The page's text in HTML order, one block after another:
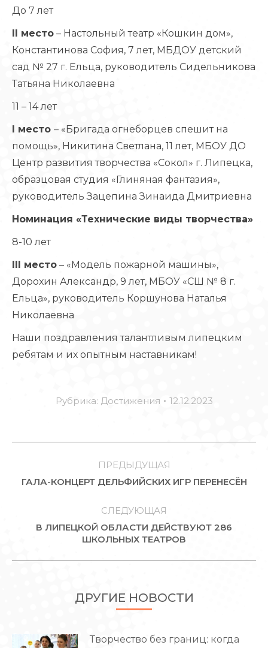
До 7 лет
II место – Настольный театр «Кошкин дом»,
Константинова София, 7 лет, МБДОУ детский
сад № 27 г. Ельца, руководитель Сидельникова
Татьяна Николаевна
11 – 14 лет
I место – «Бригада огнеборцев спешит на
помощь», Никитина Светлана, 11 лет, МБОУ ДО
Центр развития творчества «Сокол» г. Липецка,
образцовая студия «Глиняная фантазия»,
руководитель Зацепина Зинаида Дмитриевна
Номинация «Технические виды творчества»
8-10 лет
III место – «Модель пожарной машины»,
Дорохин Александр, 9 лет, МБОУ «СШ № 8 г.
Ельца», руководитель Коршунова Наталья
Николаевна
Наши поздравления талантливым липецким
ребятам и их опытным наставникам!
Рубрика: Достижения 12.12.2023
ЗАПИСЯМ
ПРЕДЫДУЩАЯ
Предыдущая
ГАЛА-КОНЦЕРТ ДЕЛЬФИЙСКИХ ИГР ПЕРЕНЕСЁН
СЛЕДУЮЩАЯ
Следующая
В ЛИПЕЦКОЙ ОБЛАСТИ ДЕЙСТВУЮТ 286
ШКОЛЬНЫХ ТЕАТРОВ
ДРУГИЕ НОВОСТИ
Творчество без границ: когда